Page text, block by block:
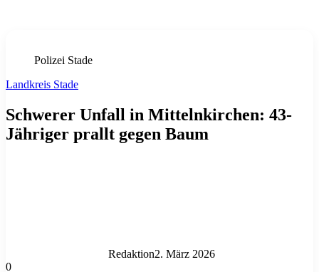
Polizei Stade
Landkreis Stade
Schwerer Unfall in Mittelnkirchen: 43-
Jähriger prallt gegen Baum
Redaktion2. März 2026
0